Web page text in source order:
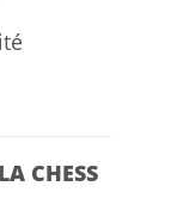
CHESS